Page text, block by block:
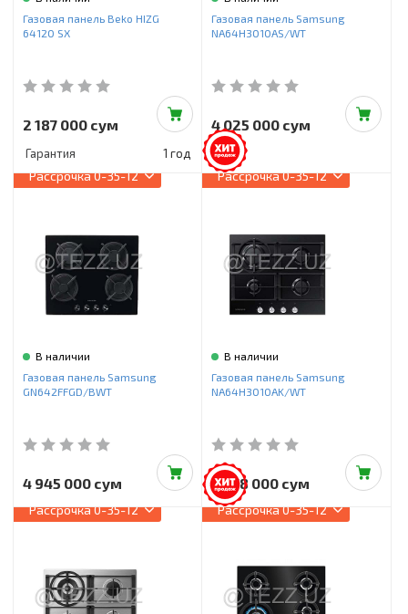
Инструменты и техника
Красота и здоровье
Пылесосы
Фильтры для воды
Сантехника
Газовая панель Beko HIZG
64120 SX
2 187 000 сум
Гарантия 1 год
Газовая панель Samsung
NA64H3010AS/WT
4 025 000 сум
Рассрочка0-35-12
В наличии
Газовая панель Samsung
GN642FFGD/BWT
4 945 000 сум
Рассрочка0-35-12
В наличии
Газовая панель Samsung
NA64H3010AK/WT
4 478 000 сум
Рассрочка0-35-12 Рассрочка0-35-12